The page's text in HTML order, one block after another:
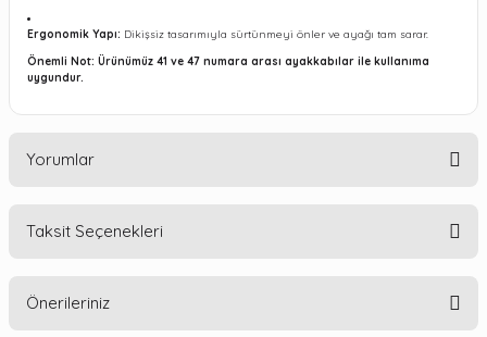
Ergonomik Yapı: Dikişsiz tasarımıyla sürtünmeyi önler ve ayağı tam sarar.
Önemli Not: Ürünümüz 41 ve 47 numara arası ayakkabılar ile kullanıma
uygundur.
Yorumlar
Taksit Seçenekleri
Önerileriniz